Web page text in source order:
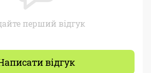
перший відгук
відгук